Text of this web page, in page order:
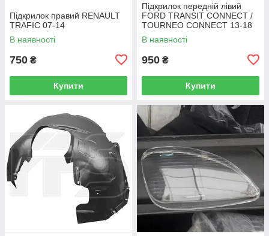
Підкрилок правий RENAULT
TRAFIC 07-14
В наявності
750 ₴
Купити
Підкрилок передній лівий
FORD TRANSIT CONNECT /
TOURNEO CONNECT 13-18
В наявності
950 ₴
Купити